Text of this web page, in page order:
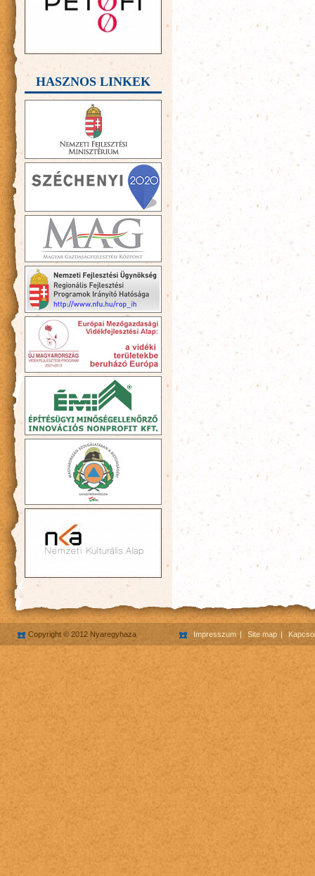
HASZNOS LINKEK
Copyright © 2012 Nyaregyhaza Impresszum Site map